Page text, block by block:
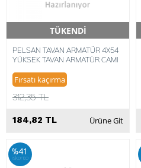
TÜKENDİ
Hızlı Teslimat
PELSAN TAVAN ARMATÜR 4X54
YÜKSEK TAVAN ARMATÜR CAMI
Fırsatı kaçırma
312,35 TL
184,82 TL Ürüne Git
%41
iskonto